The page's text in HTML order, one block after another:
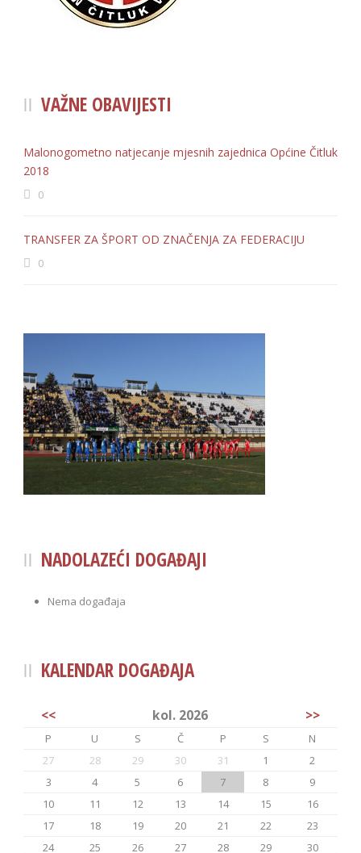
VAŽNE OBAVIJESTI
Malonogometno natjecanje mjesnih zajednica Općine Čitluk
2018
0
TRANSFER ZA ŠPORT OD ZNAČENJA ZA FEDERACIJU
0
NADOLAZEĆI DOGAĐAJI
Nema događaja
KALENDAR DOGAĐAJA
<< kol. 2026 >>
P U S Č P S
N
27
28 29 30 31 1
2
3
4 5 6 7 8
9
10
11 12 13 14 15
16
17
18 19 20 21 22
23
24
25 26 27 28 29
30